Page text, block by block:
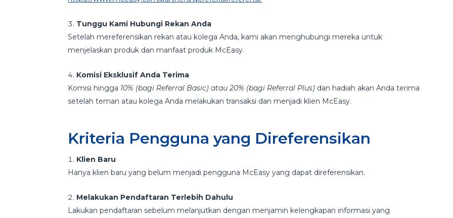
Tunggu Kami Hubungi Rekan Anda
Setelah mereferensikan rekan atau kolega Anda, kami akan menghubungi mereka untuk
menjelaskan produk dan manfaat produk McEasy.
Komisi Eksklusif Anda Terima
Komisi hingga 10% (bagi Referral Basic) atau 20% (bagi Referral Plus) dan hadiah akan Anda terima
setelah teman atau kolega Anda melakukan transaksi dan menjadi klien McEasy.
Kriteria Pengguna yang Direferensikan
Klien Baru
Hanya klien baru yang belum menjadi pengguna McEasy yang dapat direferensikan.
Melakukan Pendaftaran Terlebih Dahulu
Lakukan pendaftaran sebelum melanjutkan dengan menjamin kelengkapan informasi yang